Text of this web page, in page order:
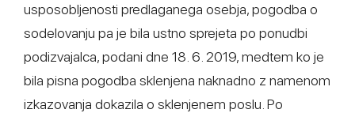
usposobljenosti predlaganega osebja, pogodba o
sodelovanju pa je bila ustno sprejeta po ponudbi
podizvajalca, podani dne 18. 6. 2019, medtem ko je
bila pisna pogodba sklenjena naknadno z namenom
izkazovanja dokazila o sklenjenem poslu. Po